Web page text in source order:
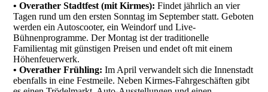
• Overather Stadtfest (mit Kirmes): Findet jährlich an vier
Tagen rund um den ersten Sonntag im September statt. Geboten
werden ein Autoscooter, ein Weindorf und Live-
Bühnenprogramme. Der Montag ist der traditionelle
Familientag mit günstigen Preisen und endet oft mit einem
Höhenfeuerwerk.
• Overather Frühling:Im April verwandelt sich die Innenstadt
ebenfalls in eine Festmeile. Neben Kirmes-Fahrgeschäften gibt